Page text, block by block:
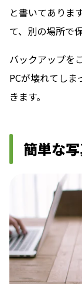
と書いてありま
て、別の場所で
バックアップを
PCが壊れてし
きます。
簡単な